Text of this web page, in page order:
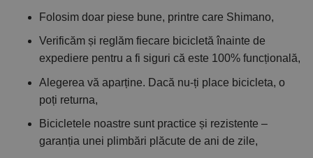
Folosim doar piese bune, printre care Shimano,
Verificăm și reglăm fiecare bicicletă înainte de
expediere pentru a fi siguri că este 100% funcțională,
Alegerea vă aparține. Dacă nu-ți place bicicleta, o
poți returna,
Bicicletele noastre sunt practice și rezistente –
garanția unei plimbări plăcute de ani de zile,